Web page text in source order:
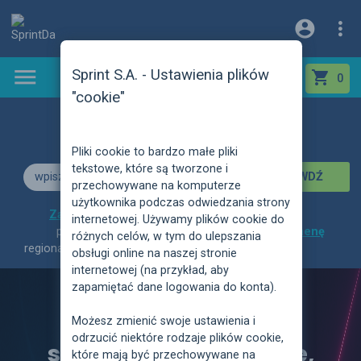
 
 netto brutto 0,00 PLN  0
DOMENOŁAPACZ
 SPRAWDŹ
Zarejestruj domenę-
polskie, funkcjonalne,
regionalne:15,00 PLN netto
Przetransferuj domenę
Sprint Data Center -
serwery dedykowane,
Sprint S.A. - Ustawienia plików
"cookie"
Pliki cookie to bardzo małe pliki
tekstowe, które są tworzone i
przechowywane na komputerze
użytkownika podczas odwiedzania strony
internetowej. Używamy plików cookie do
różnych celów, w tym do ulepszania
obsługi online na naszej stronie
internetowej (na przykład, aby
zapamiętać dane logowania do konta).
Możesz zmienić swoje ustawienia i
odrzucić niektóre rodzaje plików cookie,
które mają być przechowywane na